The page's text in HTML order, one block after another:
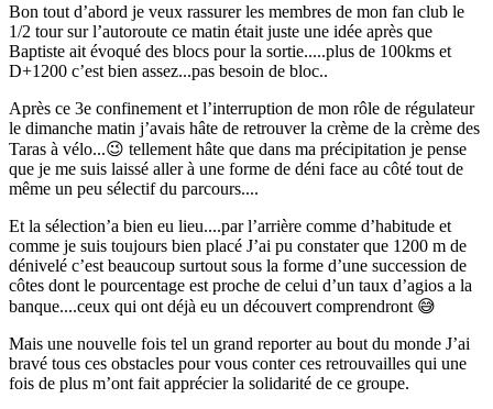
Bon tout d’abord je veux rassurer les membres de mon fan club le
1/2 tour sur l’autoroute ce matin était juste une idée après que
Baptiste ait évoqué des blocs pour la sortie.....plus de 100kms et
D+1200 c’est bien assez...pas besoin de bloc..
Après ce 3e confinement et l’interruption de mon rôle de régulateur
le dimanche matin j’avais hâte de retrouver la crème de la crème des
Taras à vélo...😉 tellement hâte que dans ma précipitation je pense
que je me suis laissé aller à une forme de déni face au côté tout de
même un peu sélectif du parcours....
Et la sélection’a bien eu lieu....par l’arrière comme d’habitude et
comme je suis toujours bien placé J’ai pu constater que 1200 m de
dénivelé c’est beaucoup surtout sous la forme d’une succession de
côtes dont le pourcentage est proche de celui d’un taux d’agios a la
banque....ceux qui ont déjà eu un découvert comprendront 😅
Mais une nouvelle fois tel un grand reporter au bout du monde J’ai
bravé tous ces obstacles pour vous conter ces retrouvailles qui une
fois de plus m’ont fait apprécier la solidarité de ce groupe.